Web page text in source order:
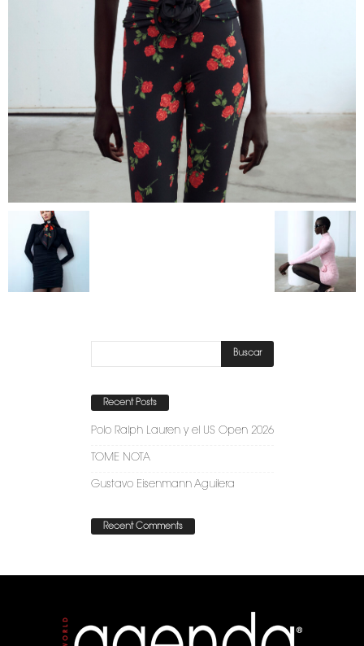
Recent Posts
Polo Ralph Lauren y el US Open 2026
TOME NOTA
Gustavo Eisenmann Aguilera
Recent Comments